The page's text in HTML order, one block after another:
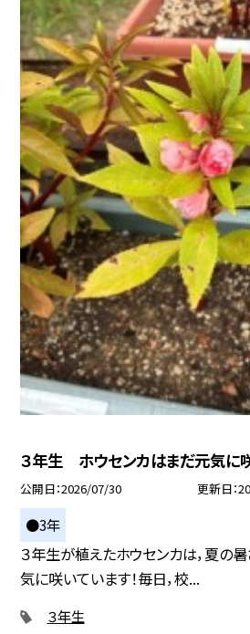
３年生 ホウセンカはまだ元気に
公開日 2026/07/30 更新日
●3年
３年生が植えたホウセンカは，夏の
気に咲いています！毎日，校...
３年生